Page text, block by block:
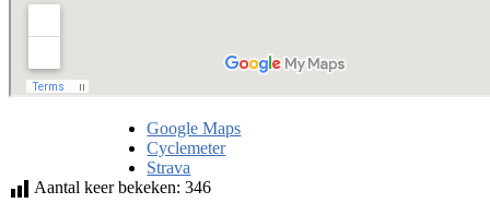
Google Maps
Cyclemeter
Strava
Aantal keer bekeken: 346